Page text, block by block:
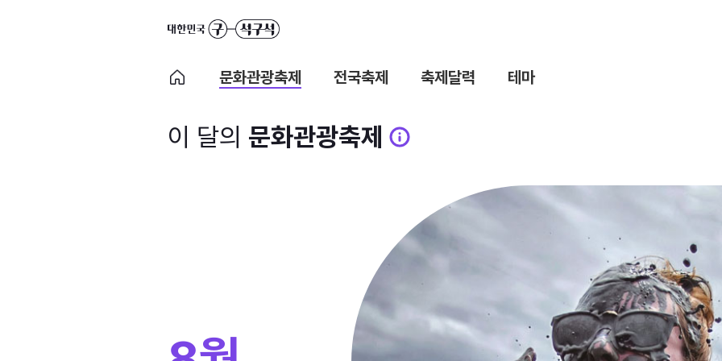
문화관광축제 전국축제 축제달력 테마
이 달의 문화관광축제